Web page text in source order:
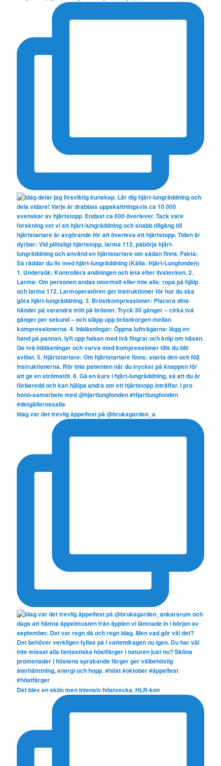
Idag var det trevlig äppelfest på @bruksgarden_a
Det blev en skön men intensiv höstvecka. HLR-kon